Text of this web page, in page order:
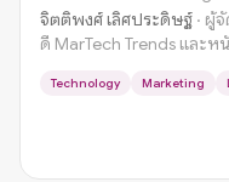
จิตติพงศ์ เลิศประดิษฐ์ · ผู้จั
ดี MarTech Trends และ
Technology Marketing